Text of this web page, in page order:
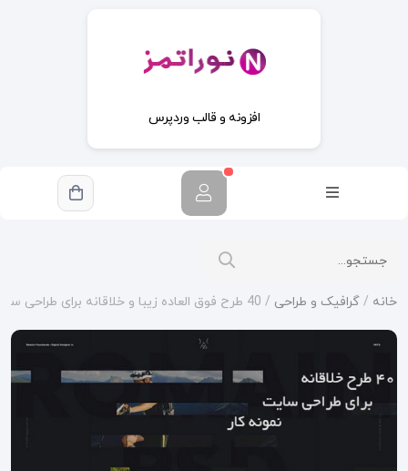
افزونه و قالب وردپرس
خانه / گرافیک و طراحی / 40 طرح فوق العاده زیبا و خلاقانه برای طراحی سایت نمونه کار